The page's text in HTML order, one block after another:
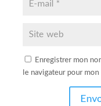
Enregistrer mon
le navigateur pour